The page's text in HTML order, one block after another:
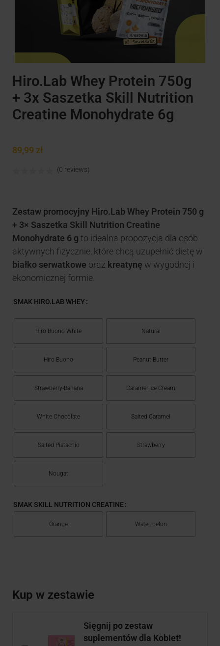
Hiro.Lab Whey Protein 750g
+ 3x Saszetka Skill Nutrition
Creatine Monohydrate 6g
89,99 zł
(0 reviews)
Zestaw promocyjny Hiro.Lab Whey Protein 750 g
+ 3× Saszetka Skill Nutrition Creatine
Monohydrate 6 g to idealna propozycja dla osób
aktywnych fizycznie, które chcą uzupełnić dietę w
białko serwatkowe oraz kreatynę w wygodnej i
ekonomicznej formie.
SMAK HIRO.LAB WHEY
Hiro Buono White Natural
Hiro Buono Peanut Butter
Strawberry-Banana Caramel Ice Cream
White Chocolate Salted Caramel
Salted Pistachio Strawberry
Nougat
SMAK SKILL NUTRITION CREATINE
Orange Watermelon
Kup w zestawie
Sięgnij po zestaw
suplementów dla Kobiet!